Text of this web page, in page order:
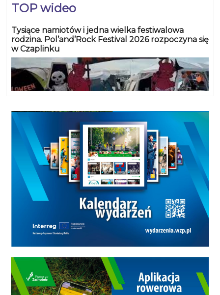
TOP wideo
Tysiące namiotów i jedna wielka festiwalowa
rodzina. Pol’and’Rock Festival 2026 rozpoczyna się
w Czaplinku